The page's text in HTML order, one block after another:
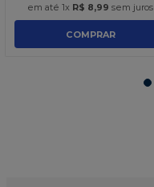
em até 1x R$ 8,99 sem juros
COMPRAR